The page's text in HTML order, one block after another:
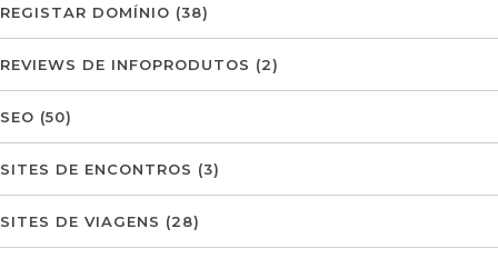
REGISTAR DOMÍNIO (38)
REVIEWS DE INFOPRODUTOS (2)
SEO (50)
SITES DE ENCONTROS (3)
SITES DE VIAGENS (28)